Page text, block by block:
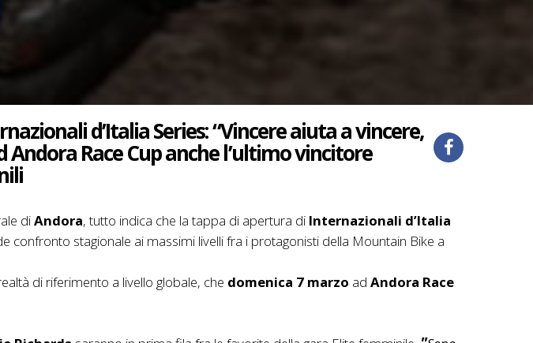
d’Italia Series: “Vincere aiuta a vincere,
Race Cup anche l’ultimo vincitore
diAndora, tutto indica che la tappa di apertura di Internazionali d’Italia
confronto stagionale ai massimi livelli fra i protagonisti della Mountain Bike a
di riferimento a livello globale, che domenica 7 marzo ad Andora Race